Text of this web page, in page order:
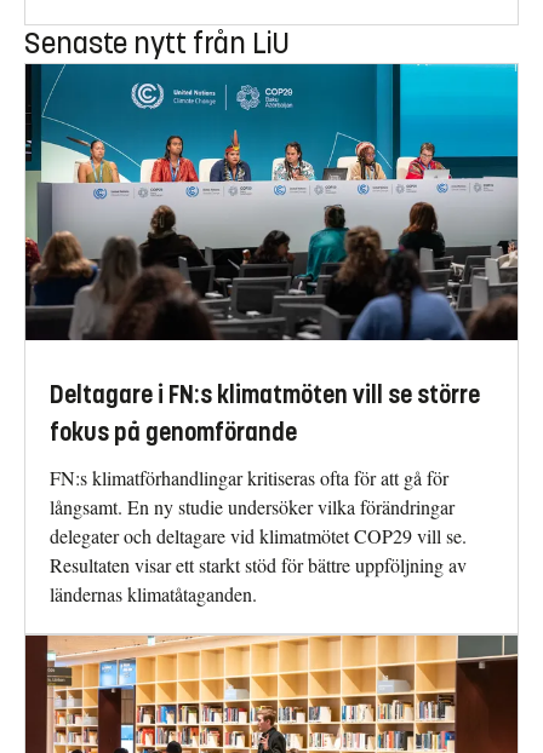
Senaste nytt från LiU
Deltagare i FN:s klimatmöten vill se större
fokus på genomförande
FN:s klimatförhandlingar kritiseras ofta för att gå för
långsamt. En ny studie undersöker vilka förändringar
delegater och deltagare vid klimatmötet COP29 vill se.
Resultaten visar ett starkt stöd för bättre uppföljning av
ländernas klimatåtaganden.